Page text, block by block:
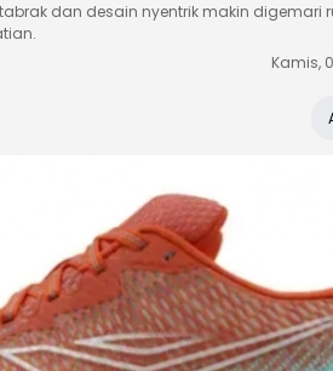
dan desain nyentrik makin digemari
Kamis,